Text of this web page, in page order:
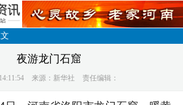
夜游龙门石窟
来源：新华社 责任编辑：